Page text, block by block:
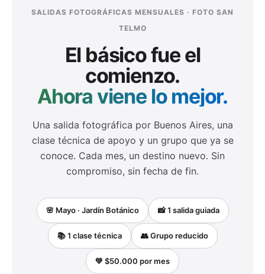
SALIDAS FOTOGRÁFICAS MENSUALES · FOTO SAN
TELMO
El básico fue el
comienzo.
Ahora viene lo mejor.
Una salida fotográfica por Buenos Aires, una
clase técnica de apoyo y un grupo que ya se
conoce. Cada mes, un destino nuevo. Sin
compromiso, sin fecha de fin.
🌸 Mayo · Jardín Botánico 📸 1 salida guiada
📚 1 clase técnica 👥 Grupo reducido
💚 $50.000 por mes